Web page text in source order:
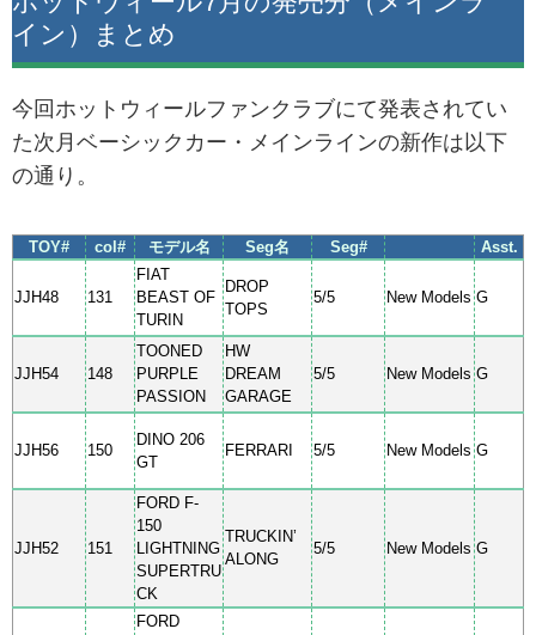
イン）まとめ
今回ホットウィールファンクラブにて発表されてい
た次月ベーシックカー・メインラインの新作は以下
の通り。
TOY# col# モデル名 Seg名 Seg# Asst.
JJH48 131
FIAT
BEAST OF
TURIN
DROP
TOPS
5/5 New Models G
JJH54 148
TOONED
PURPLE
PASSION
HW
DREAM
GARAGE
5/5 New Models G
JJH56 150
DINO 206
GT
FERRARI 5/5 New Models G
JJH52 151
FORD F-
150
LIGHTNING
SUPERTRU
CK
TRUCKIN’
ALONG
5/5 New Models G
FORD